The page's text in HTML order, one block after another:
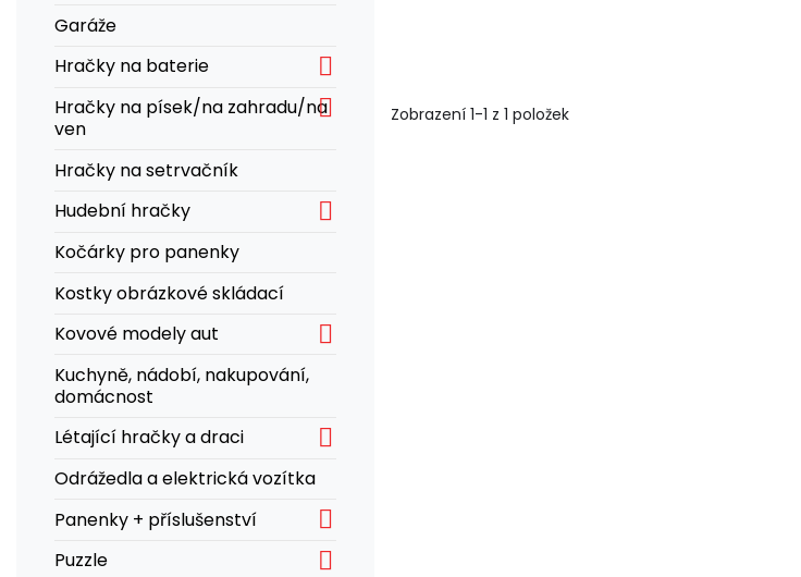
Garáže
Hračky na baterie

Hračky na písek/na zahradu/na
ven

Hračky na setrvačník
Hudební hračky

Kočárky pro panenky
Kostky obrázkové skládací
Kovové modely aut

Kuchyně, nádobí, nakupování,
domácnost
Létající hračky a draci

Odrážedla a elektrická vozítka
Panenky + příslušenství

Puzzle 
Zobrazení 1-1 z 1 položek